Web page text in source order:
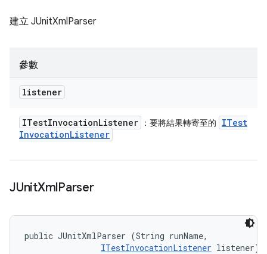
建立 JUnitXmlParser
參數
listener
ITestInvocationListener ：要將結果轉寄至的
ITest
InvocationListener
JUnitXmlParser
public JUnitXmlParser (String runName,
ITestInvocationListener listener)